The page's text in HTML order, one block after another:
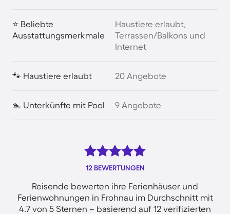
⭐ Beliebte
Ausstattungsmerkmale
Haustiere erlaubt,
Terrassen/Balkons und
Internet
🐾 Haustiere erlaubt 20 Angebote
🏊 Unterkünfte mit Pool 9 Angebote
12 BEWERTUNGEN
Reisende bewerten ihre Ferienhäuser und
Ferienwohnungen in Frohnau im Durchschnitt mit
4.7 von 5 Sternen – basierend auf 12 verifizierten